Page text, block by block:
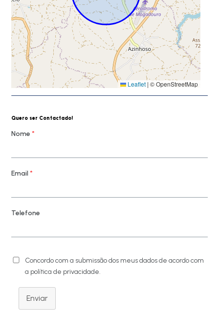
Leaflet | © OpenStreetMap
Quero ser Contactado!
Nome *
Email*
Telefone
Concordo com a submissão dos meus dados de acordo com
a política de privacidade.
Enviar